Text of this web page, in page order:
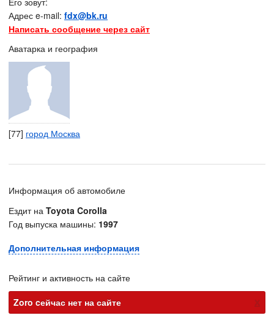
Адрес e-mail: fdx@bk.ru
Написать сообщение через сайт
Аватарка и география
[77] город Москва
Информация об автомобиле
Ездит на Toyota Corolla
Год выпуска машины: 1997
Дополнительная информация
Рейтинг и активность на сайте
Zoro cейчас нет на сайте
х